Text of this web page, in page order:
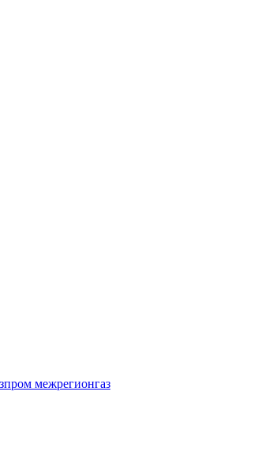
межрегионгаз